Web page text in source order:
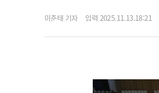
이준태 기자 입력 2025.11.13.18:21